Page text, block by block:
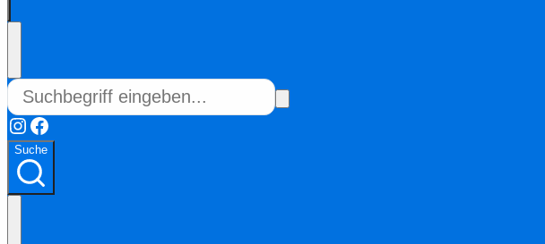
Instagram
Facebook
Suche